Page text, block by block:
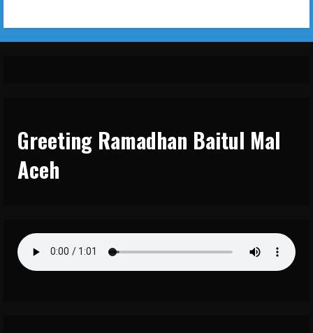
Greeting Ramadhan Baitul Mal
Aceh